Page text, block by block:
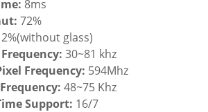
8ms
72%
2%(without glass)
30~81 khz
Frequency: 594Mhz
48~75 Khz
Support: 16/7